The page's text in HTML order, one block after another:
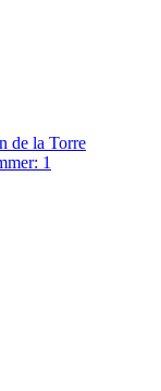
de la Torre
1